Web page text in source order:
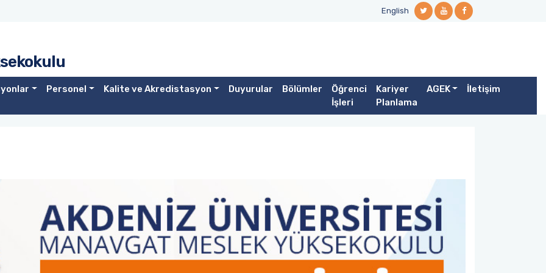
English
Personel Kalite ve Akredistasyon Duyurular Bölümler
Öğrenci
İşleri
Kariyer
Planlama
AGEK İletişim